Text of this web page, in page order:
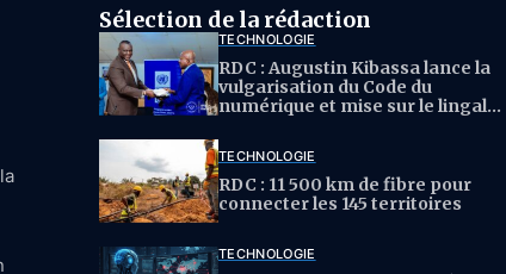
Sélection de la rédaction
TECHNOLOGIE
RDC : Augustin Kibassa lance la
vulgarisation du Code du
numérique et mise sur le lingala
TECHNOLOGIE
RDC : 11 500 km de fibre pour
connecter les 145 territoires
TECHNOLOGIE